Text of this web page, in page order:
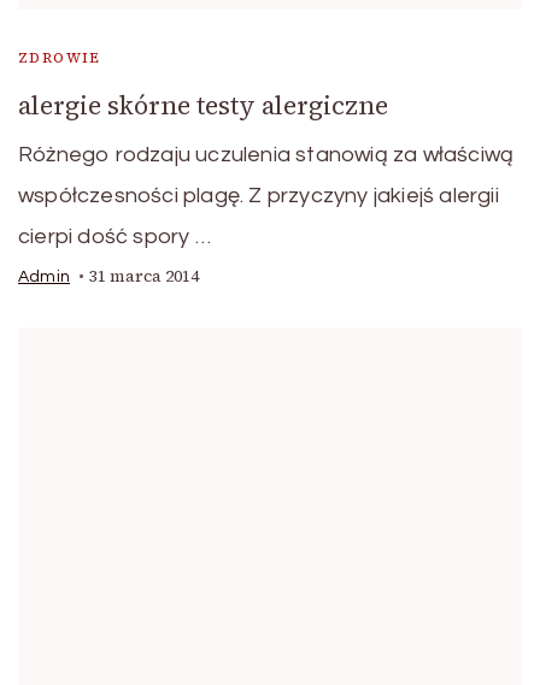
ZDROWIE
alergie skórne testy alergiczne
Różnego rodzaju uczulenia stanowią za właściwą
współczesności plagę. Z przyczyny jakiejś alergii
cierpi dość spory …
Admin 31 marca 2014